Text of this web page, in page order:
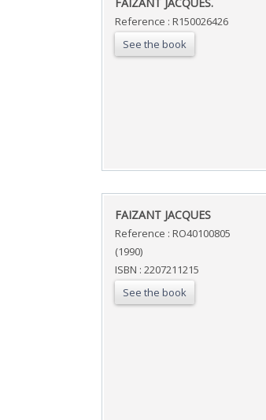
Reference : R150026426
See the book
‎FAIZANT JACQUES‎
Reference : RO40100805
(1990)
ISBN : 2207211215
See the book